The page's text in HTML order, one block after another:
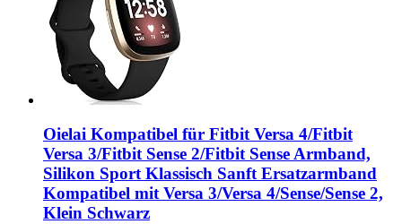
Oielai Kompatibel für Fitbit Versa 4/Fitbit
Versa 3/Fitbit Sense 2/Fitbit Sense Armband,
Silikon Sport Klassisch Sanft Ersatzarmband
Kompatibel mit Versa 3/Versa 4/Sense/Sense 2,
Klein Schwarz